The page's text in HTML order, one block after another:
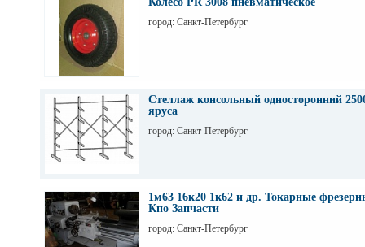
город: Санкт-Петербург
Стеллаж консольный односторонний
яруса
город: Санкт-Петербург
1м63 16к20 1к62 и др. Токарные
Кпо Запчасти
город: Санкт-Петербург